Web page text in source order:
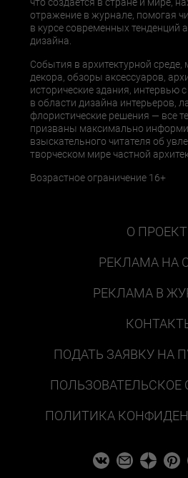
отражение в журнале, помогая
в курсе современных тенденций
дизайна.
События в архитектурной
декора, обзоры аксессуаров,
исторические здания, интервью
в области дизайна интерьеров,
флористические решения — все
призваны максимально
взыскательного читателя об
творческом мире частной
Возрастное ограничение 16+
О
РЕКЛАМА НА
РЕКЛАМА В
ПОДАТЬ ЗАЯВКУ НА
ПОЛЬЗОВАТЕЛЬСКОЕ
ПОЛИТИКА